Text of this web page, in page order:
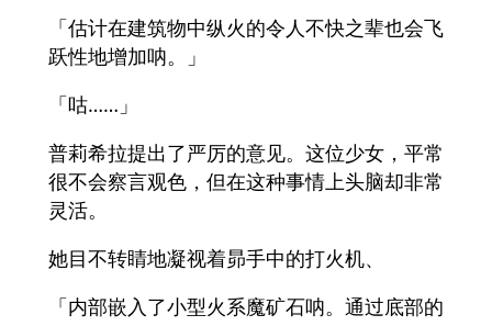
「估计在建筑物中纵火的令人不快之辈也会飞
跃性地增加呐。」
「咕……」
普莉希拉提出了严厉的意见。这位少女，平常
很不会察言观色，但在这种事情上头脑却非常
灵活。
她目不转睛地凝视着昴手中的打火机、
「内部嵌入了小型火系魔矿石呐。通过底部的